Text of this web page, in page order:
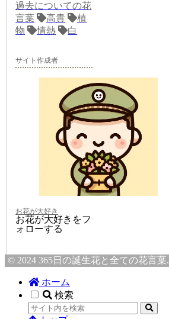
過去についての花
言葉
高貴
植
物
情熱 白
サイト作成者
お花が大好き
お花が大好きをフ
ォローする
© 2024 365日の誕生花と全ての花言葉.
ホーム
検索